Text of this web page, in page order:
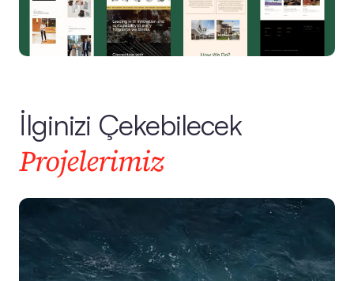
İlginizi Çekebilecek
Projelerimiz